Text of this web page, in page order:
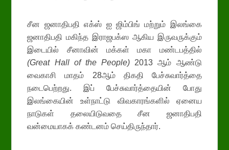
சீன ஜனாதிபதி எக்ஸ் ஐ ஜிம்பிங் மற்றும் இலங்கை
ஜனாதிபதி மகிந்த இராஜபக்ஸ ஆகிய இருவருக்கும்
இடையில் சீனாவின் மக்கள் மகா மண்டபத்தில்
(Great Hall of the People) 2013 ஆம் ஆண்டு
வைகாசி மாதம் 28ஆம் திகதி பேச்சுவார்த்தை
நடைபெற்றது. இப் பேச்சுவார்த்தையின் போது
இலங்கையின் உள்நாட்டு விவகாரங்களில் ஏனைய
நாடுகள் தலையிடுவதை சீன ஜனாதிபதி
வன்மையாகக் கண்டனம் செய்திருந்தார்.